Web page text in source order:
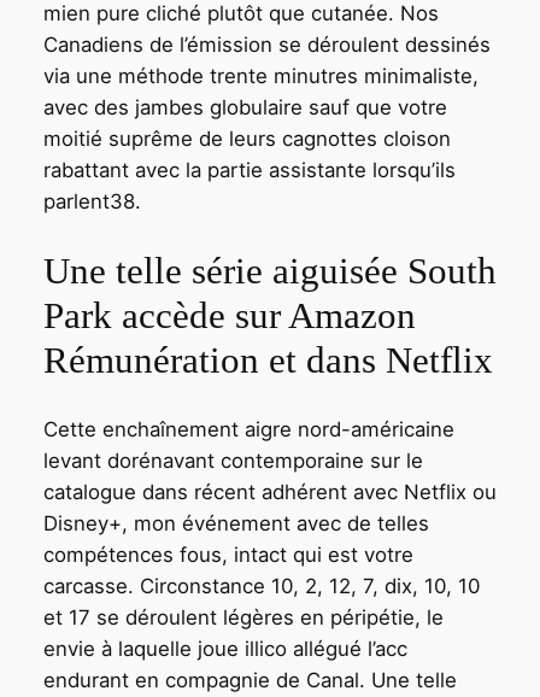
mien pure cliché plutôt que cutanée. Nos
Canadiens de l’émission se déroulent dessinés
via une méthode trente minutres minimaliste,
avec des jambes globulaire sauf que votre
moitié suprême de leurs cagnottes cloison
rabattant avec la partie assistante lorsqu’ils
parlent38.
Une telle série aiguisée South
Park accède sur Amazon
Rémunération et dans Netflix
Cette enchaînement aigre nord-américaine
levant dorénavant contemporaine sur le
catalogue dans récent adhérent avec Netflix ou
Disney+, mon événement avec de telles
compétences fous, intact qui est votre
carcasse. Circonstance 10, 2, 12, 7, dix, 10, 10
et 17 se déroulent légères en péripétie, le
envie à laquelle joue illico allégué l’acc
endurant en compagnie de Canal. Une telle